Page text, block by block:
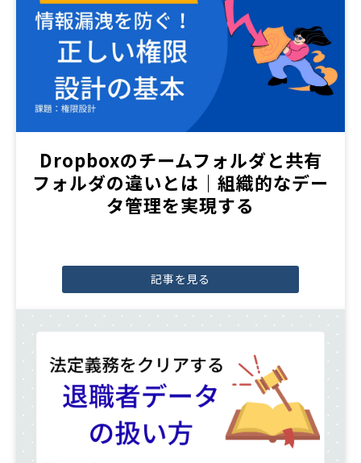
Dropboxのチームフォルダと共有
フォルダの違いとは｜組織的なデー
タ管理を実現する
記事を見る